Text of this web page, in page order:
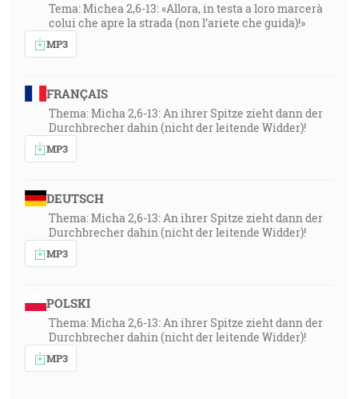
Tema: Michea 2,6-13: «Allora, in testa a loro marcerà
colui che apre la strada (non l’ariete che guida)!»
MP3
FRANÇAIS
Thema: Micha 2,6-13: An ihrer Spitze zieht dann der
Durchbrecher dahin (nicht der leitende Widder)!
MP3
DEUTSCH
Thema: Micha 2,6-13: An ihrer Spitze zieht dann der
Durchbrecher dahin (nicht der leitende Widder)!
MP3
POLSKI
Thema: Micha 2,6-13: An ihrer Spitze zieht dann der
Durchbrecher dahin (nicht der leitende Widder)!
MP3